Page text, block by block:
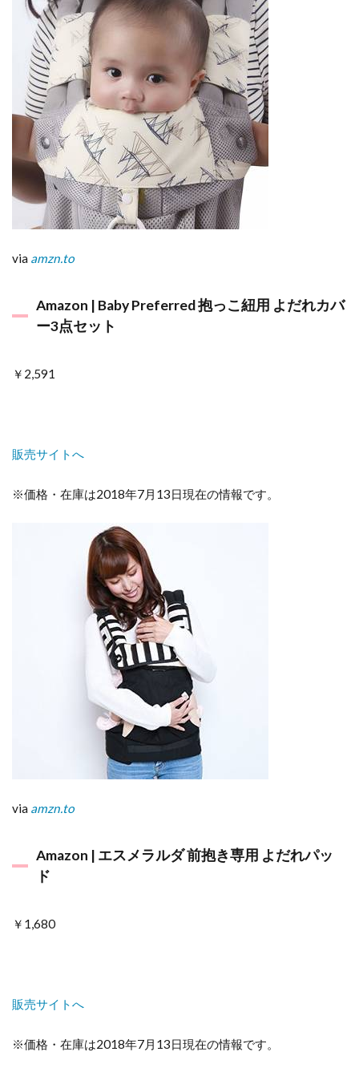
via amzn.to
Amazon | Baby Preferred 抱っこ紐用 よだれカバ
ー3点セット
￥2,591
販売サイトへ
※価格・在庫は2018年7月13日現在の情報です。
via amzn.to
Amazon | エスメラルダ 前抱き専用 よだれパッ
ド
￥1,680
販売サイトへ
※価格・在庫は2018年7月13日現在の情報です。